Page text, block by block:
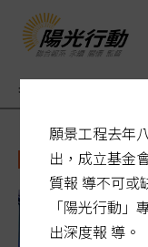
老了醫療誰來顧
國健署
願景工程去年
出，成立基金
質報 導不可或
「陽光行動
出深度報 導。